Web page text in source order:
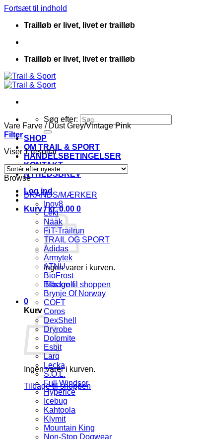
Fortsæt til indhold
Trailløb er livet, livet er trailløb
Trailløb er livet, livet er trailløb
Søg efter:
SHOP
OM TRAIL & SPORT
HANDELSBETINGELSER
KONTAKT
NYHEDSBREV
Log ind
Kurv /kr.0.00 0
Ingen varer i kurven.
Tilbage til shoppen
0
Kurv
Ingen varer i kurven.
Tilbage til shoppen
Vare Farve /Dust Grey/Vintage Pink
Filter
Viser 1 resultat
Browse
BRANDS/MÆRKER
Inov8
Leki
Näak
FiT-Trailrun
TRAIL OG SPORT
Adidas
Armytek
ATNU
BioFrost
Blackroll
Brynje Of Norway
COFT
Coros
DexShell
Dryrobe
Dolomite
Esbit
Larq
Lecka
S.O.L.
Full Windsor
Hyperice
Icebug
Kahtoola
Klymit
Mountain King
Non-Stop Dogwear